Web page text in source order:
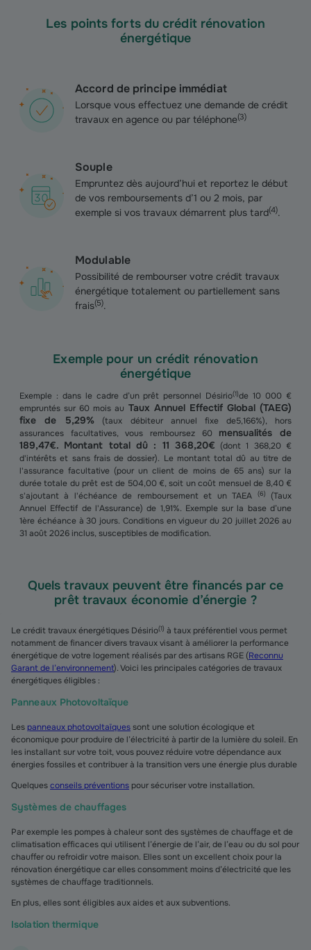
Les points forts du crédit rénovation
énergétique
Accord de principe immédiat
Lorsque vous effectuez une demande de crédit
travaux en agence ou par téléphone(3)
Souple
Empruntez dès aujourd’hui et reportez le début
de vos remboursements d’1 ou 2 mois, par
exemple si vos travaux démarrent plus tard(4).
Modulable
Possibilité de rembourser votre crédit travaux
énergétique totalement ou partiellement sans
frais(5).
Exemple pour un crédit rénovation
énergétique
Exemple : dans le cadre d’un prêt personnel Désirio(1)de 10 000 €
empruntés sur 60 mois au Taux Annuel Effectif Global (TAEG)
fixe de 5,29%
(taux débiteur annuel fixe de5,166%), hors
assurances facultatives, vous remboursez 60
mensualités de
189,47€. Montant total dû : 11 368,20€ (dont 1 368,20 €
d'intérêts et sans frais de dossier). Le montant total dû au titre de
l'assurance facultative (pour un client de moins de 65 ans) sur la
durée totale du prêt est de 504,00 €, soit un coût mensuel de 8,40 €
s'ajoutant à l'échéance de remboursement et un TAEA
(6)
(Taux
Annuel Effectif de l'Assurance) de 1,91%. Exemple sur la base d’une
1ère échéance à 30 jours. Conditions en vigueur du 20 juillet 2026 au
31 août 2026 inclus, susceptibles de modification.
Quels travaux peuvent être financés par ce
prêt travaux économie d’énergie ?
Le crédit travaux énergétiques Désirio(1) à taux préférentiel vous permet
notamment de financer divers travaux visant à améliorer la performance
énergétique de votre logement réalisés par des artisans RGE (Reconnu
Garant de l’environnement). Voici les principales catégories de travaux
énergétiques éligibles :
Panneaux Photovoltaïque
Les panneaux photovoltaïquessont une solution écologique et
économique pour produire de l’électricité à partir de la lumière du soleil. En
les installant sur votre toit, vous pouvez réduire votre dépendance aux
énergies fossiles et contribuer à la transition vers une énergie plus durable
Quelquesconseils préventions pour sécuriser votre installation.
Systèmes de chauffages
Par exemple les pompes à chaleur sont des systèmes de chauffage et de
climatisation efficaces qui utilisent l’énergie de l’air, de l’eau ou du sol pour
chauffer ou refroidir votre maison. Elles sont un excellent choix pour la
rénovation énergétique car elles consomment moins d’électricité que les
systèmes de chauffage traditionnels.
En plus, elles sont éligibles aux aides et aux subventions.
Isolation thermique